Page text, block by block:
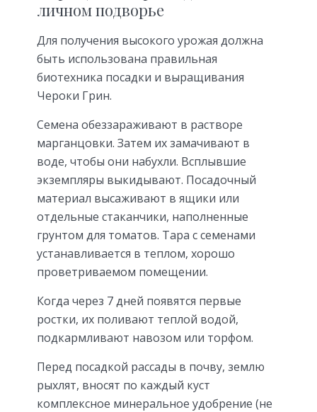
личном подворье
Для получения высокого урожая должна
быть использована правильная
биотехника посадки и выращивания
Чероки Грин.
Семена обеззараживают в растворе
марганцовки. Затем их замачивают в
воде, чтобы они набухли. Всплывшие
экземпляры выкидывают. Посадочный
материал высаживают в ящики или
отдельные стаканчики, наполненные
грунтом для томатов. Тара с семенами
устанавливается в теплом, хорошо
проветриваемом помещении.
Когда через 7 дней появятся первые
ростки, их поливают теплой водой,
подкармливают навозом или торфом.
Перед посадкой рассады в почву, землю
рыхлят, вносят по каждый куст
комплексное минеральное удобрение (не